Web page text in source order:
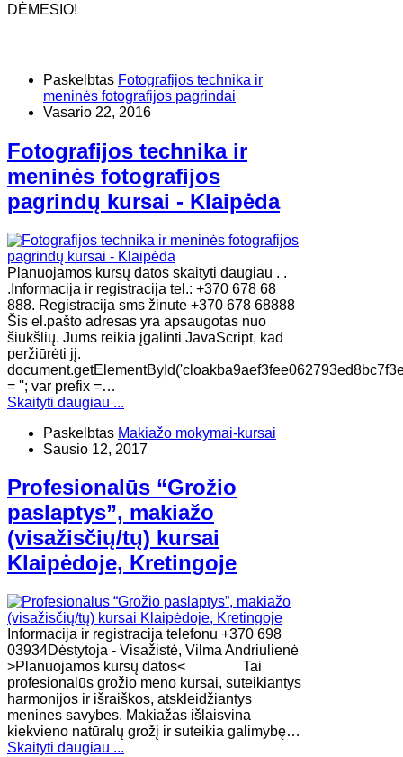
DĖMESIO!
Paskelbtas Fotografijos technika ir
meninės fotografijos pagrindai
Vasario 22, 2016
Fotografijos technika ir
meninės fotografijos
pagrindų kursai - Klaipėda
Planuojamos kursų datos skaityti daugiau . .
.Informacija ir registracija tel.: +370 678 68
888. Registracija sms žinute +370 678 68888
Šis el.pašto adresas yra apsaugotas nuo
šiukšlių. Jums reikia įgalinti JavaScript, kad
peržiūrėti jį.
= ''; var prefix =…
Skaityti daugiau ...
Paskelbtas Makiažo mokymai-kursai
Sausio 12, 2017
Profesionalūs “Grožio
paslaptys”, makiažo
(visažisčių/tų) kursai
Klaipėdoje, Kretingoje
Informacija ir registracija telefonu +370 698
03934Dėstytoja - Visažistė, Vilma Andriulienė
>Planuojamos kursų datos< Tai
profesionalūs grožio meno kursai, suteikiantys
harmonijos ir išraiškos, atskleidžiantys
menines savybes. Makiažas išlaisvina
kiekvieno natūralų grožį ir suteikia galimybę…
Skaityti daugiau ...